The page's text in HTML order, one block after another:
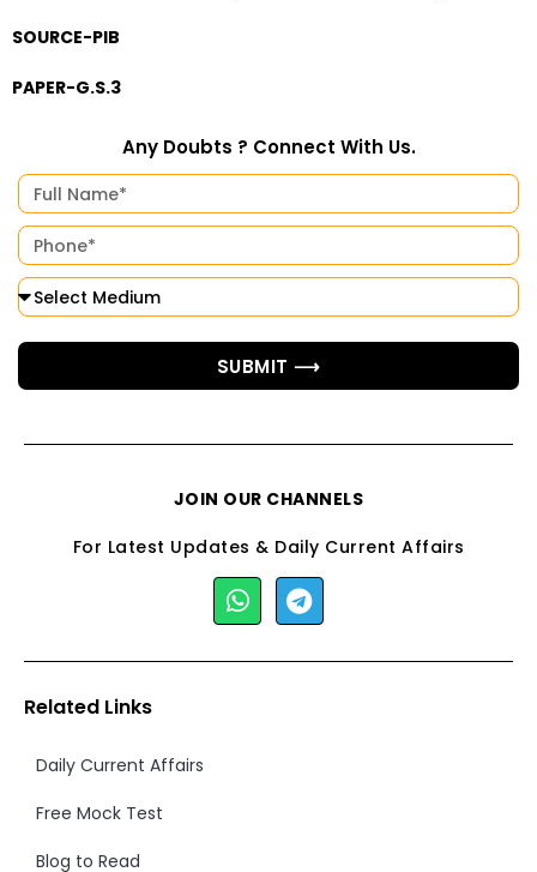
SOURCE-PIB
PAPER-G.S.3
Any Doubts ? Connect With Us.
SUBMIT ⟶
JOIN OUR CHANNELS
For Latest Updates & Daily Current Affairs
Related Links
Daily Current Affairs
Free Mock Test
Blog to Read